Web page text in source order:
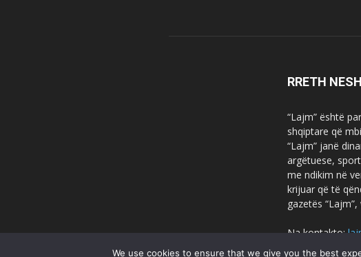
RRETH NESH
“Lajm” është
shqiptare që
“Lajm” janë
argëtuese,
me ndikim në
krijuar që të
gazetës
Na kontakto:
We use cookies to ensure that we give you the best